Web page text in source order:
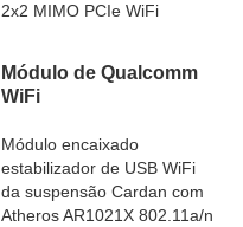
2x2 MIMO PCIe WiFi
Módulo de Qualcomm
WiFi
Módulo encaixado
estabilizador de USB WiFi
da suspensão Cardan com
Atheros AR1021X 802.11a/n